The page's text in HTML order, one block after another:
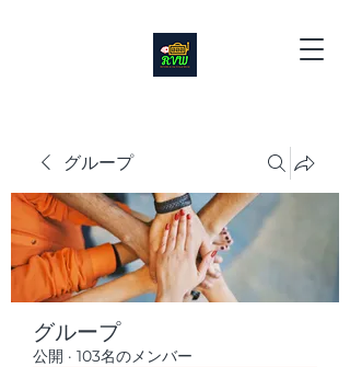
グループ
グループ
公開 · 103名のメンバー